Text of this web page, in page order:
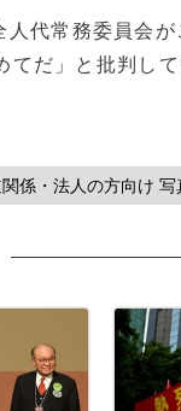
人代常務委員会
てだ」と批判し
関係・法人の方向け